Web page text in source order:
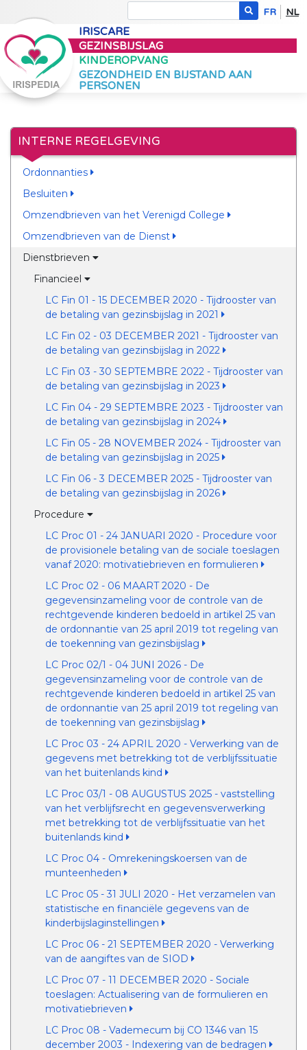
FR NL
IRISCARE
GEZINSBIJSLAG
KINDEROPVANG
GEZONDHEID EN BIJSTAND AAN
PERSONEN
INTERNE REGELGEVING
Ordonnanties
Besluiten
Omzendbrieven van het Verenigd College
Omzendbrieven van de Dienst
Dienstbrieven
Financieel
LC Fin 01 - 15 DECEMBER 2020 - Tijdrooster van
de betaling van gezinsbijslag in 2021
LC Fin 02 - 03 DECEMBER 2021 - Tijdrooster van
de betaling van gezinsbijslag in 2022
LC Fin 03 - 30 SEPTEMBRE 2022 - Tijdrooster van
de betaling van gezinsbijslag in 2023
LC Fin 04 - 29 SEPTEMBRE 2023 - Tijdrooster van
de betaling van gezinsbijslag in 2024
LC Fin 05 - 28 NOVEMBER 2024 - Tijdrooster van
de betaling van gezinsbijslag in 2025
LC Fin 06 - 3 DECEMBER 2025 - Tijdrooster van
de betaling van gezinsbijslag in 2026
Procedure
LC Proc 01 - 24 JANUARI 2020 - Procedure voor
de provisionele betaling van de sociale toeslagen
vanaf 2020: motivatiebrieven en formulieren
LC Proc 02 - 06 MAART 2020 - De
gegevensinzameling voor de controle van de
rechtgevende kinderen bedoeld in artikel 25 van
de ordonnantie van 25 april 2019 tot regeling van
de toekenning van gezinsbijslag
LC Proc 02/1 - 04 JUNI 2026 - De
gegevensinzameling voor de controle van de
rechtgevende kinderen bedoeld in artikel 25 van
de ordonnantie van 25 april 2019 tot regeling van
de toekenning van gezinsbijslag
LC Proc 03 - 24 APRIL 2020 - Verwerking van de
gegevens met betrekking tot de verblijfssituatie
van het buitenlands kind
LC Proc 03/1 - 08 AUGUSTUS 2025 - vaststelling
van het verblijfsrecht en gegevensverwerking
met betrekking tot de verblijfssituatie van het
buitenlands kind
LC Proc 04 - Omrekeningskoersen van de
munteenheden
LC Proc 05 - 31 JULI 2020 - Het verzamelen van
statistische en financiële gegevens van de
kinderbijslaginstellingen
LC Proc 06 - 21 SEPTEMBER 2020 - Verwerking
van de aangiftes van de SIOD
LC Proc 07 - 11 DECEMBER 2020 - Sociale
toeslagen: Actualisering van de formulieren en
motivatiebrieven
LC Proc 08 - Vademecum bij CO 1346 van 15
december 2003 - Indexering van de bedragen